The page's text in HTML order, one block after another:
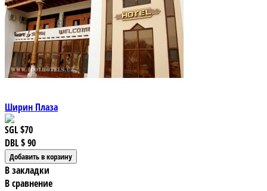
Ширин Плаза
SGL$70
DBL$ 90
В закладки
В сравнение